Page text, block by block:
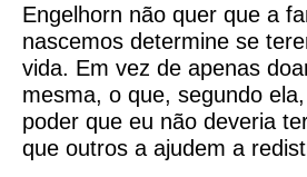
Engelhorn não quer que a
nascemos determine se
vida. Em vez de apenas
mesma, o que, segundo
poder que eu não deveria
que outros a ajudem a